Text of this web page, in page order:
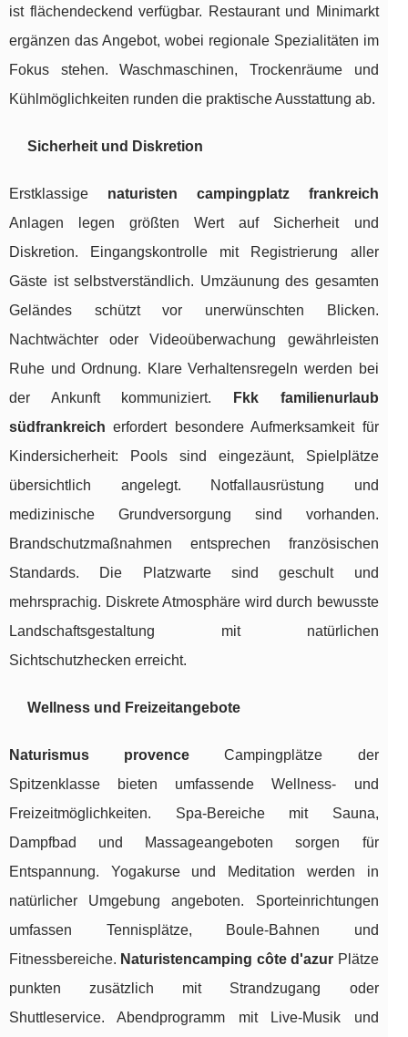
ist flächendeckend verfügbar. Restaurant und Minimarkt
ergänzen das Angebot, wobei regionale Spezialitäten im
Fokus stehen. Waschmaschinen, Trockenräume und
Kühlmöglichkeiten runden die praktische Ausstattung ab.
Sicherheit und Diskretion
Erstklassige naturisten campingplatz frankreich
Anlagen legen größten Wert auf Sicherheit und
Diskretion. Eingangskontrolle mit Registrierung aller
Gäste ist selbstverständlich. Umzäunung des gesamten
Geländes schützt vor unerwünschten Blicken.
Nachtwächter oder Videoüberwachung gewährleisten
Ruhe und Ordnung. Klare Verhaltensregeln werden bei
der Ankunft kommuniziert.
Fkk familienurlaub
südfrankreich erfordert besondere Aufmerksamkeit für
Kindersicherheit: Pools sind eingezäunt, Spielplätze
übersichtlich angelegt. Notfallausrüstung und
medizinische Grundversorgung sind vorhanden.
Brandschutzmaßnahmen entsprechen französischen
Standards. Die Platzwarte sind geschult und
mehrsprachig. Diskrete Atmosphäre wird durch bewusste
Landschaftsgestaltung mit natürlichen
Sichtschutzhecken erreicht.
Wellness und Freizeitangebote
Naturismus provence Campingplätze der
Spitzenklasse bieten umfassende Wellness- und
Freizeitmöglichkeiten. Spa-Bereiche mit Sauna,
Dampfbad und Massageangeboten sorgen für
Entspannung. Yogakurse und Meditation werden in
natürlicher Umgebung angeboten. Sporteinrichtungen
umfassen Tennisplätze, Boule-Bahnen und
Fitnessbereiche. Naturistencamping côte d'azur Plätze
punkten zusätzlich mit Strandzugang oder
Shuttleservice. Abendprogramm mit Live-Musik und